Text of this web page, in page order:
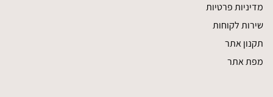
מדיניות פרטיות
שירות לקוחות
תקנון אתר
מפת אתר